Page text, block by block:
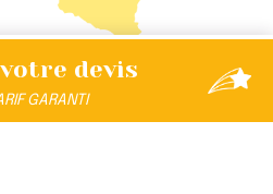
votre devis
GARANTI